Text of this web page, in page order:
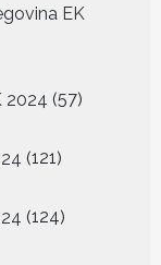
EK
2024 5757
121121
124124